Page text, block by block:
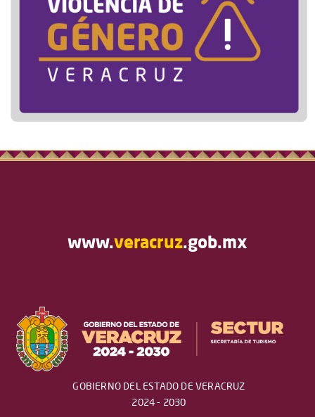
www.veracruz.gob.mx
GOBIERNO DEL ESTADO DE VERACRUZ
2024 - 2030